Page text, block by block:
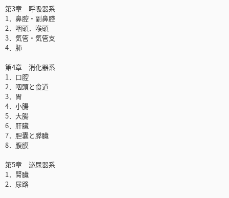
第3章 呼吸器系
1．鼻腔・副鼻腔
2．咽頭．喉頭
3．気管・気管支
4．肺
第4章 消化器系
1．口腔
2．咽頭と食道
3．胃
4．小腸
5．大腸
6．肝臓
7．胆嚢と膵臓
8．腹膜
第5章 泌尿器系
1．腎臓
2．尿路